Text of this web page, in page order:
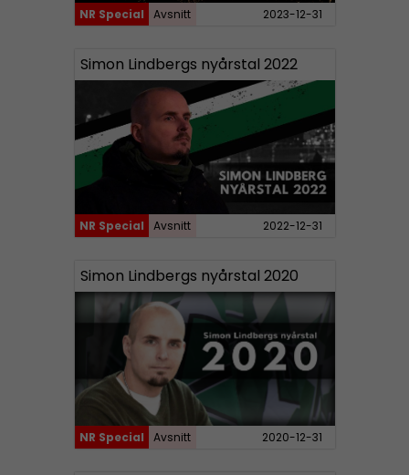
NR Special Avsnitt 2023-12-31
Simon Lindbergs nyårstal 2022
NR Special Avsnitt 2022-12-31
Simon Lindbergs nyårstal 2020
NR Special Avsnitt 2020-12-31